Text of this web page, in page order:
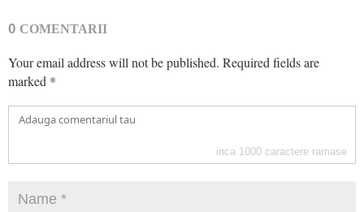
0 COMENTARII
Your email address will not be published. Required fields are
marked *
inca 1000 caractere ramase